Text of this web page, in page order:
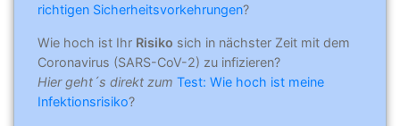
richtigen Sicherheitsvorkehrungen?
Wie hoch ist Ihr Risiko sich in nächster Zeit mit dem
Coronavirus (SARS-CoV-2) zu infizieren?
Hier geht´s direkt zum Test: Wie hoch ist meine
Infektionsrisiko?